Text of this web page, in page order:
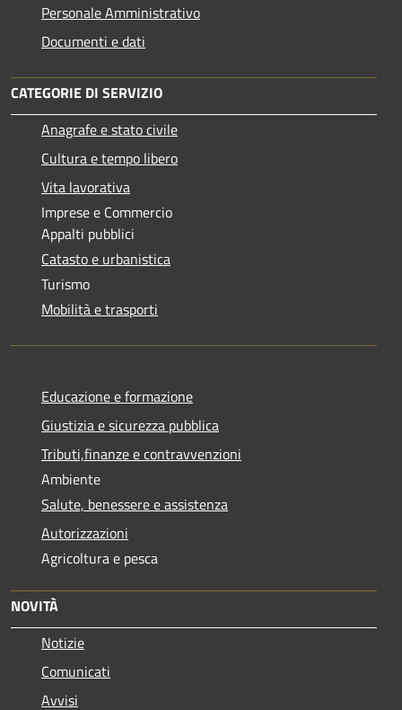
Personale Amministrativo
Documenti e dati
CATEGORIE DI SERVIZIO
Anagrafe e stato civile
Cultura e tempo libero
Vita lavorativa
Imprese e Commercio
Appalti pubblici
Catasto e urbanistica
Turismo
Mobilità e trasporti
Educazione e formazione
Giustizia e sicurezza pubblica
Tributi,finanze e contravvenzioni
Ambiente
Salute, benessere e assistenza
Autorizzazioni
Agricoltura e pesca
NOVITÀ
Notizie
Comunicati
Avvisi